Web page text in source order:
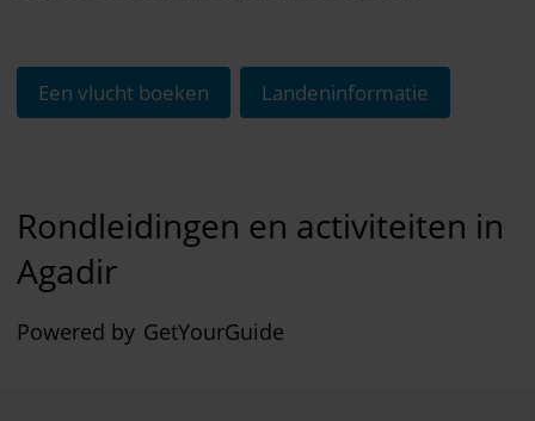
Een vlucht boeken Landeninformatie
Rondleidingen en activiteiten in
Agadir
Powered by GetYourGuide